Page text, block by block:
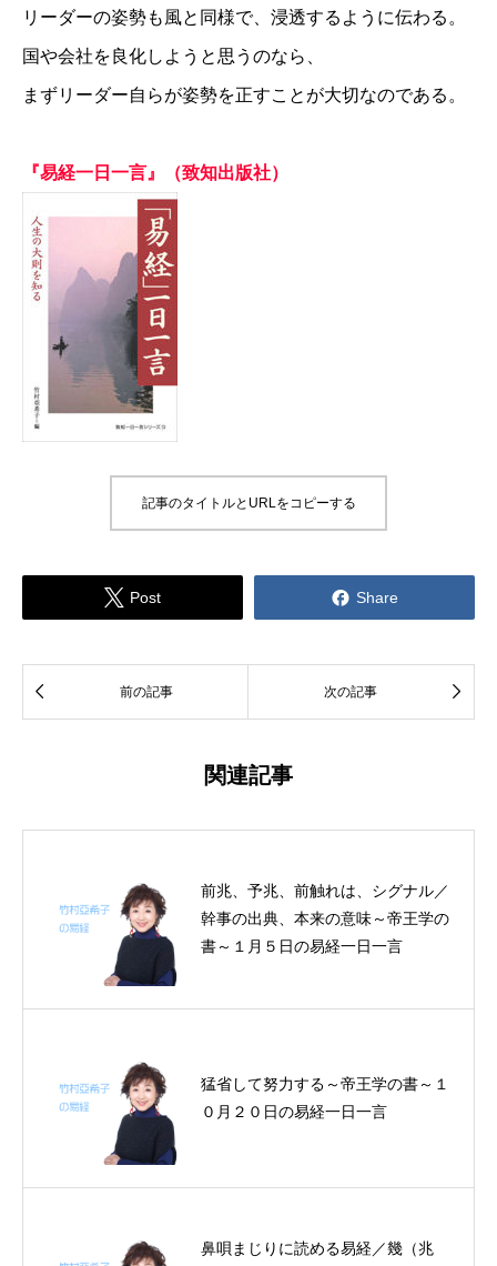
リーダーの姿勢も風と同様で、浸透するように伝わる。
国や会社を良化しようと思うのなら、
まずリーダー自らが姿勢を正すことが大切なのである。
『易経一日一言』（致知出版社）
記事のタイトルとURLをコピーする
 Post  Share
 前の記事 次の記事 
関連記事
前兆、予兆、前触れは、シグナル／
幹事の出典、本来の意味～帝王学の
書～１月５日の易経一日一言
猛省して努力する～帝王学の書～１
０月２０日の易経一日一言
鼻唄まじりに読める易経／幾（兆